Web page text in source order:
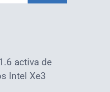
activa de
Intel Xe3